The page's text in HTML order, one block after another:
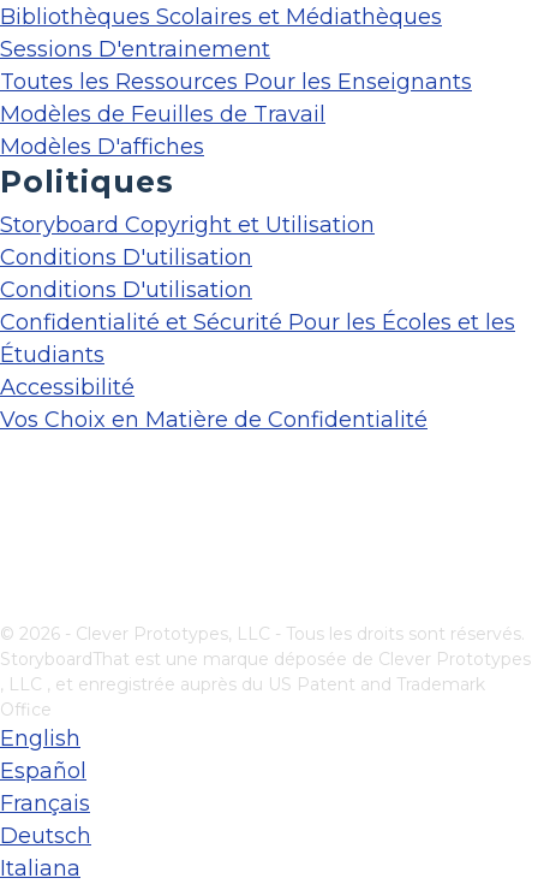
Bibliothèques Scolaires et Médiathèques
Sessions D'entrainement
Toutes les Ressources Pour les Enseignants
Modèles de Feuilles de Travail
Modèles D'affiches
Politiques
Storyboard Copyright et Utilisation
Conditions D'utilisation
Conditions D'utilisation
Confidentialité et Sécurité Pour les Écoles et les
Étudiants
Accessibilité
Vos Choix en Matière de Confidentialité
© 2026 - Clever Prototypes, LLC - Tous les droits sont réservés.
StoryboardThat est une marque déposée de Clever Prototypes
, LLC , et enregistrée auprès du US Patent and Trademark
Office
English
Español
Français
Deutsch
Italiana